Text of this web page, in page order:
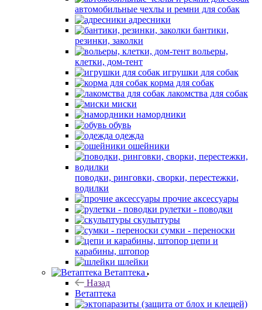
автомобильные чехлы и ремни для собак
адресники
бантики,
резинки, заколки
вольеры,
клетки, дом-тент
игрушки для собак
корма для собак
лакомства для собак
миски
намордники
обувь
одежда
ошейники
поводки, ринговки, сворки, перестежки,
водилки
прочие аксессуары
рулетки - поводки
скульптуры
сумки - переноски
цепи и
карабины, штопор
шлейки
Ветаптека
Назад
Ветаптека